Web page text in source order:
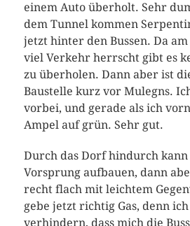
einem Auto überholt. Sehr
dem Tunnel kommen
jetzt hinter den Bussen. Da
viel Verkehr herrscht gibt es
zu überholen. Dann aber ist
Baustelle kurz vor Mulegns.
vorbei, und gerade als ich
Ampel auf grün. Sehr gut.
Durch das Dorf hindurch kann
Vorsprung aufbauen, dann
recht flach mit leichtem
gebe jetzt richtig Gas, denn
verhindern, dass mich die